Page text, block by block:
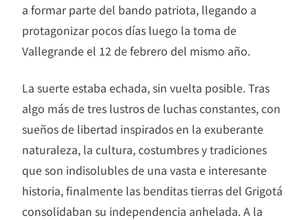
a formar parte del bando patriota, llegando a
protagonizar pocos días luego la toma de
Vallegrande el 12 de febrero del mismo año.
La suerte estaba echada, sin vuelta posible. Tras
algo más de tres lustros de luchas constantes, con
sueños de libertad inspirados en la exuberante
naturaleza, la cultura, costumbres y tradiciones
que son indisolubles de una vasta e interesante
historia, finalmente las benditas tierras del Grigotá
consolidaban su independencia anhelada. A la